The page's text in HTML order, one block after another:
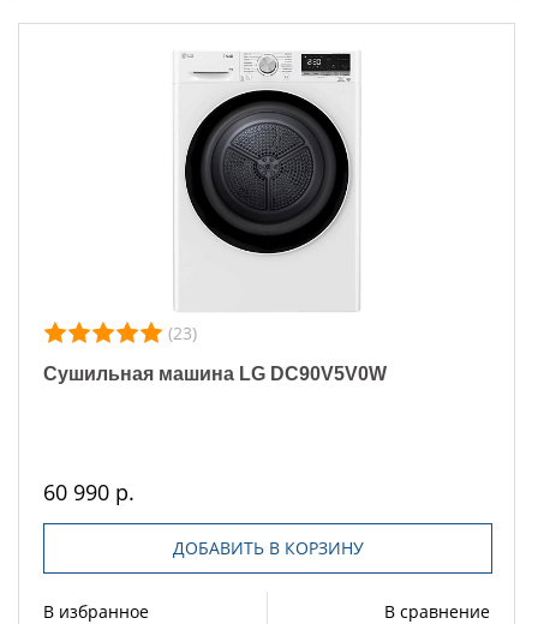
(23)
Сушильная машина LG DC90V5V0W
60 990 р.
ДОБАВИТЬ В КОРЗИНУ
В избранное В сравнение